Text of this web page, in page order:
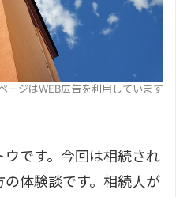
ージはWEB広告を利用しています
です。今回は相続され
体験談です。相続人が